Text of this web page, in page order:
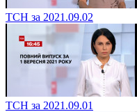
ТСН за 2021.09.02
ТСН за 2021.09.01